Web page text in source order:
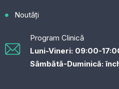
Noutăți
Program Clinică​
Luni-Vineri: 09:00-
Sâmbătă-Duminică: